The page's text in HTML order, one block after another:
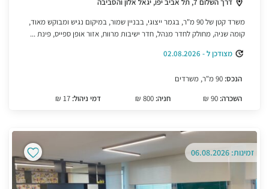
דרך השלום 7, תל אביב יפו, יגאל אלון והסביבה
משרד קטן של 90 מ"ר, בגמר ייצוגי, בבניין שמור, במיקום נגיש ומבוקש מאוד,
קומה שניה, מחולק לחדר מנהל, חדר ישיבות מרווח, אזור אופן ספייס, פינת ...
מצודכן ל - 02.08.2026
הנכס:
השכרה:
חניה: דמי ניהול: 17 ₪
זמינות: 06.08.2026